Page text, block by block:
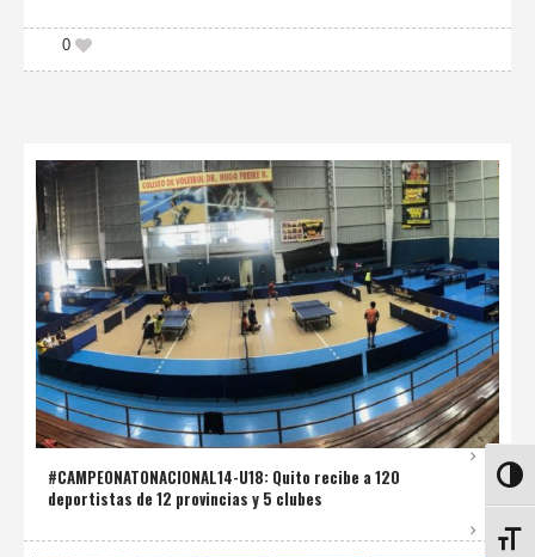
0
#CAMPEONATONACIONAL14-U18: Quito recibe a 120
deportistas de 12 provincias y 5 clubes